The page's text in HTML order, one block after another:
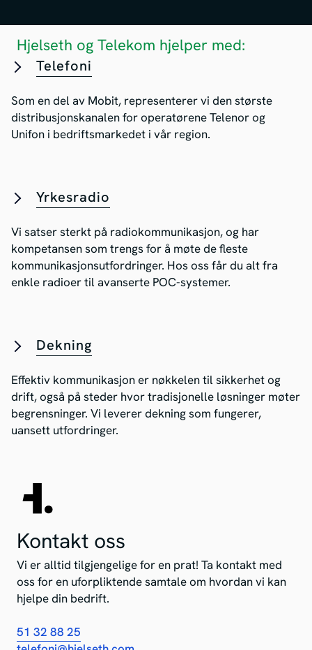
Hjelseth og Telekom hjelper med:
Telefoni
Som en del av Mobit, representerer vi den største
distribusjonskanalen for operatørene Telenor og
Unifon i bedriftsmarkedet i vår region.
Yrkesradio
Vi satser sterkt på radiokommunikasjon, og har
kompetansen som trengs for å møte de fleste
kommunikasjonsutfordringer. Hos oss får du alt fra
enkle radioer til avanserte POC-systemer.
Dekning
Effektiv kommunikasjon er nøkkelen til sikkerhet og
drift, også på steder hvor tradisjonelle løsninger møter
begrensninger. Vi leverer dekning som fungerer,
uansett utfordringer.
Kontakt oss
Vi er alltid tilgjengelige for en prat! Ta kontakt med
oss for en uforpliktende samtale om hvordan vi kan
hjelpe din bedrift.
51 32 88 25